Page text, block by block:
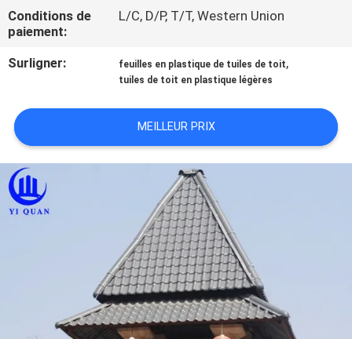
DEMANDEZ
UNE
VR
PLAN
DU
POLITIQUE
Conditions de
paiement:
L/C, D/P, T/T, Western Union
Surligner: feuilles en plastique de tuiles de toit,
tuiles de toit en plastique légères
MEILLEUR PRIX